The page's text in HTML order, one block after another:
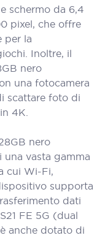
schermo da 6,4
pixel, che offre
per la
Inoltre, il
nero
una fotocamera
scattare foto di
4K.
nero
vasta gamma
cui Wi-Fi,
supporta
dati
FE 5G (dual
anche dotato di